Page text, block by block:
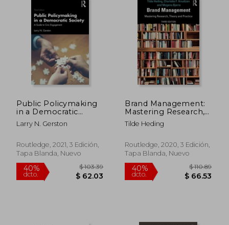
40% $ 108.39 45%
Public Policymaking
in a Democratic
Society: A Guide to
Civic Engagement
Larry N. Gerston
Routledge, 2021, 3 Edición,
Tapa Blanda, Nuevo
Brand Management:
Mastering Research,
Theory and Practice
(en Inglés)
Tilde Heding
Routledge, 2020, 3 Edición,
Tapa Blanda, Nuevo